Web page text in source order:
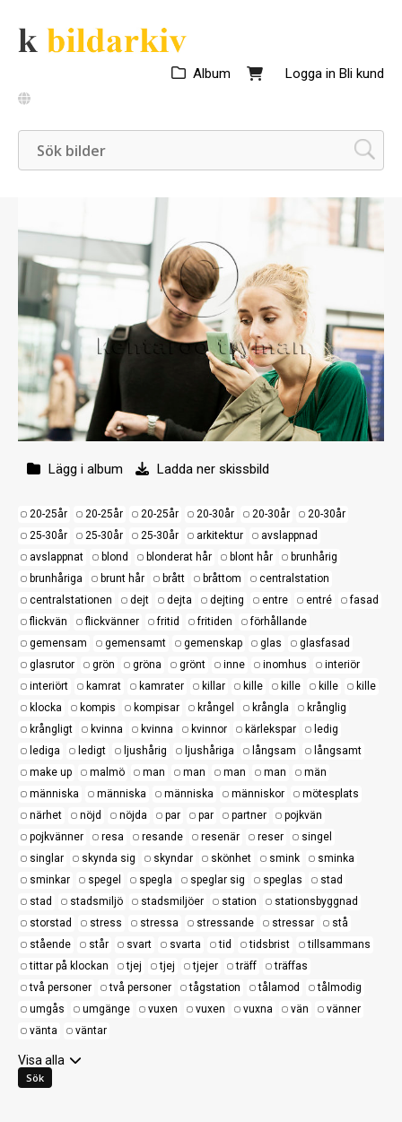
Logga in Bli kund
Album
Lägg i album Ladda ner skissbild
20-25år 20-25år 20-25år 20-30år 20-30år
20-30år
25-30år
25-30år 25-30år arkitektur
avslappnad
avslappnat
blond blonderat hår blont hår
brunhårig
brunhåriga
brunt hår brått bråttom
centralstation
centralstationen
dejt dejta dejting entre entré
fasad
flickvän
flickvänner fritid fritiden
förhållande
gemensam
gemensamt gemenskap glas
glasfasad
glasrutor
grön gröna grönt inne inomhus
interiör
interiört
kamrat kamrater killar kille kille kille
kille
klocka
kompis kompisar krångel krångla
krånglig
krångligt
kvinna kvinna kvinnor kärlekspar
ledig
lediga
ledigt ljushårig ljushåriga långsam
långsamt
make up
malmö man man man man
män
människa
människa människa människor
mötesplats
närhet
nöjd nöjda par par partner
pojkvän
pojkvänner
resa resande resenär reser
singel
singlar
skynda sig skyndar skönhet smink
sminka
sminkar
spegel spegla speglar sig speglas
stad
stad
stadsmiljö stadsmiljöer station
stationsbyggnad
storstad
stress stressa stressande stressar
stå
stående
står svart svarta tid tidsbrist
tillsammans
tittar på klockan
tjej tjej tjejer träff
träffas
två personer
två personer tågstation tålamod
tålmodig
umgås
umgänge vuxen vuxen vuxna vän
vänner
vänta
väntar
Visa alla